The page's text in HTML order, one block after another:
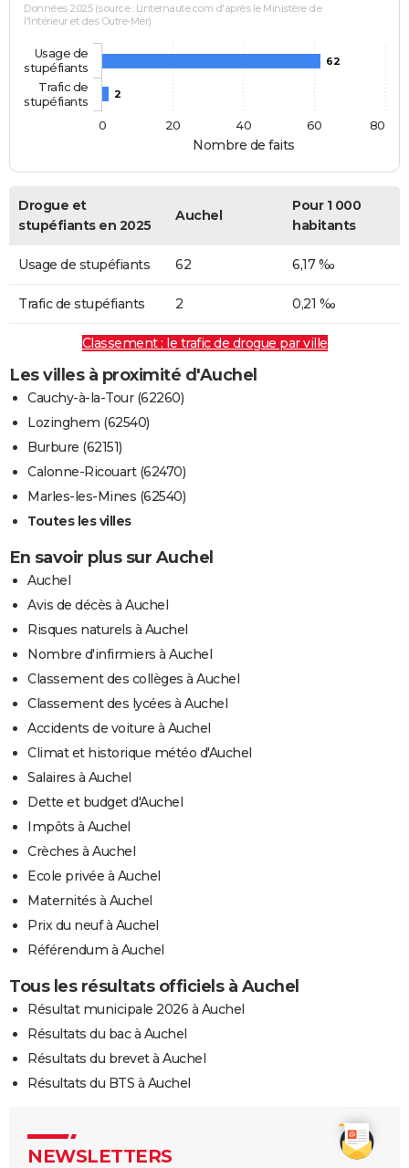
Nombre de faits
Données 2025 (source : Linternaute.com d'après le Ministère de
l'Intérieur et des Outre-Mer)
62
2
Usage de
stupéfiants
Trafic de
stupéfiants
0
20 40 60 80
Drogue et
stupéfiants en 2025
Auchel
Pour 1 000
habitants
Usage de stupéfiants 62 6,17 ‰
Trafic de stupéfiants 2 0,21 ‰
Classement : le trafic de drogue par ville
Les villes à proximité d'Auchel
Cauchy-à-la-Tour (62260)
Lozinghem (62540)
Burbure (62151)
Calonne-Ricouart (62470)
Marles-les-Mines (62540)
Toutes les villes
En savoir plus sur Auchel
Auchel
Avis de décès à Auchel
Risques naturels à Auchel
Nombre d'infirmiers à Auchel
Classement des collèges à Auchel
Classement des lycées à Auchel
Accidents de voiture à Auchel
Climat et historique météo d'Auchel
Salaires à Auchel
Dette et budget d'Auchel
Impôts à Auchel
Crèches à Auchel
Ecole privée à Auchel
Maternités à Auchel
Prix du neuf à Auchel
Référendum à Auchel
Tous les résultats officiels à Auchel
Résultat municipale 2026 à Auchel
Résultats du bac à Auchel
Résultats du brevet à Auchel
Résultats du BTS à Auchel
NEWSLETTERS